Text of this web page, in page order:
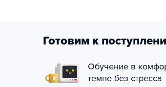
Готовим к
Обучение в
темпе без стресса